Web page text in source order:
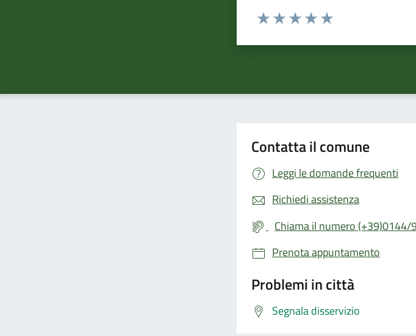
Valuta da 1 a 5 stelle la pagina
Contatta il comune
Leggi le domande frequenti
Richiedi assistenza
Chiama il numero (+39)0144/
Prenota appuntamento
Problemi in città
Segnala disservizio